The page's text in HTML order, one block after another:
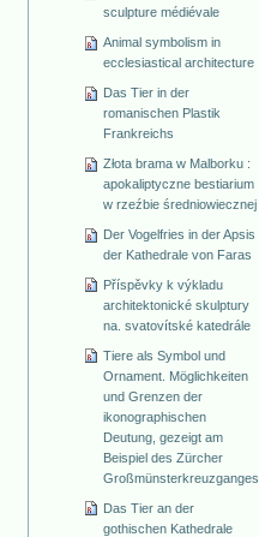
sculpture médiévale
Animal symbolism in
ecclesiastical architecture
Das Tier in der
romanischen Plastik
Frankreichs
Złota brama w Malborku :
apokaliptyczne bestiarium
w rzeźbie średniowiecznej
Der Vogelfries in der Apsis
der Kathedrale von Faras
Příspěvky k výkladu
architektonické skulptury
na. svatovítské katedrále
Tiere als Symbol und
Ornament. Möglichkeiten
und Grenzen der
ikonographischen
Deutung, gezeigt am
Beispiel des Zürcher
Großmünsterkreuzganges
Das Tier an der
gothischen Kathedrale